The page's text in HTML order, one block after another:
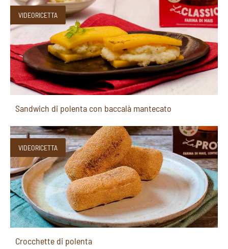
VIDEORICETTA
Sandwich di polenta con baccalà mantecato
VIDEORICETTA
Crocchette di polenta